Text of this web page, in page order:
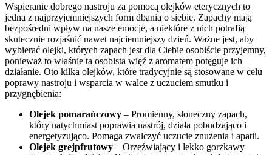
Wspieranie dobrego nastroju za pomocą olejków eterycznych to
jedna z najprzyjemniejszych form dbania o siebie. Zapachy mają
bezpośredni wpływ na nasze emocje, a niektóre z nich potrafią
skutecznie rozjaśnić nawet najciemniejszy dzień. Ważne jest, aby
wybierać olejki, których zapach jest dla Ciebie osobiście przyjemny,
ponieważ to właśnie ta osobista więź z aromatem potęguje ich
działanie. Oto kilka olejków, które tradycyjnie są stosowane w celu
poprawy nastroju i wsparcia w walce z uczuciem smutku i
przygnębienia:
Olejek pomarańczowy – Promienny, słoneczny zapach,
który natychmiast poprawia nastrój, działa pobudzająco i
energetyzująco. Pomaga zwalczyć uczucie znużenia i apatii.
Olejek grejpfrutowy – Orzeźwiający i lekko gorzkawy